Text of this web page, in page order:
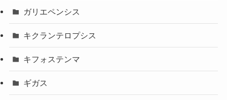
ガリエペンシス
キクランテロプシス
キフォステンマ
ギガス